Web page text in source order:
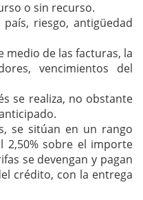
o sin recurso.
riesgo, antigüedad
medio de las facturas, la
vencimientos del
se realiza, no obstante
se sitúan en un rango
2,50% sobre el importe
se devengan y pagan
crédito, con la entrega